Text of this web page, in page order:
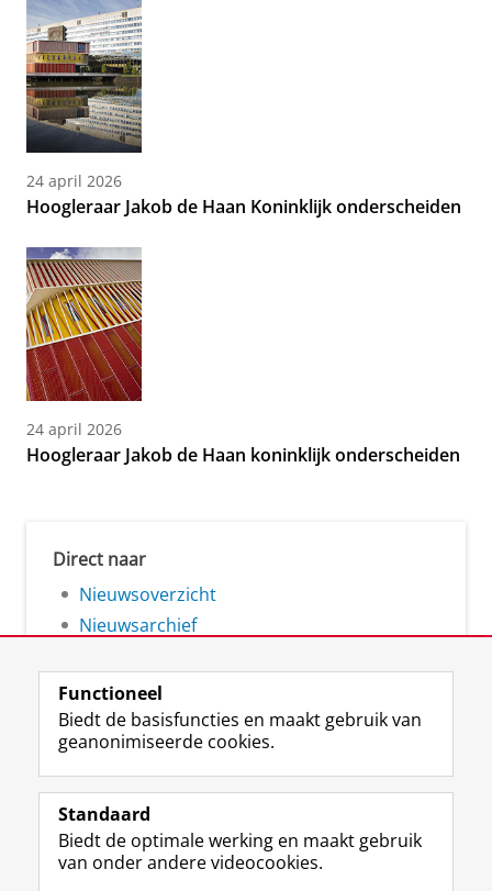
24 april 2026
Hoogleraar Jakob de Haan Koninklijk onderscheiden
24 april 2026
Hoogleraar Jakob de Haan koninklijk onderscheiden
Direct naar
Nieuwsoverzicht
Nieuwsarchief
Volg de RUG
F
a
e
b
L
i
k
e
R
S
-
f
I
n
t
Y
o
T
Studiekiezers
Functioneel
Biedt de basisfuncties en maakt gebruik van
geanonimiseerde cookies.
Standaard
Biedt de optimale werking en maakt gebruik
van onder andere videocookies.